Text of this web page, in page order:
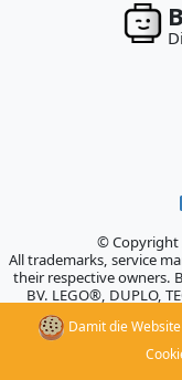
Damit die
© Copyright
All trademarks, service
their respective owners.
BV. LEGO®, DUPLO,
registered trademarks